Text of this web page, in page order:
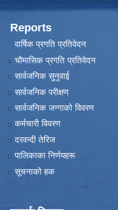
Reports
वार्षिक प्रगति प्रतिवेदन
चौमासिक प्रगति प्रतिवेदन
सार्वजनिक सुनुवाई
सार्वजनिक परीक्षण
सार्वजनिक जग्गाको विवरण
कर्मचारी विवरण
दरवन्दी तेरिज
पालिकाका निर्णयहरू
सूचनाको हक